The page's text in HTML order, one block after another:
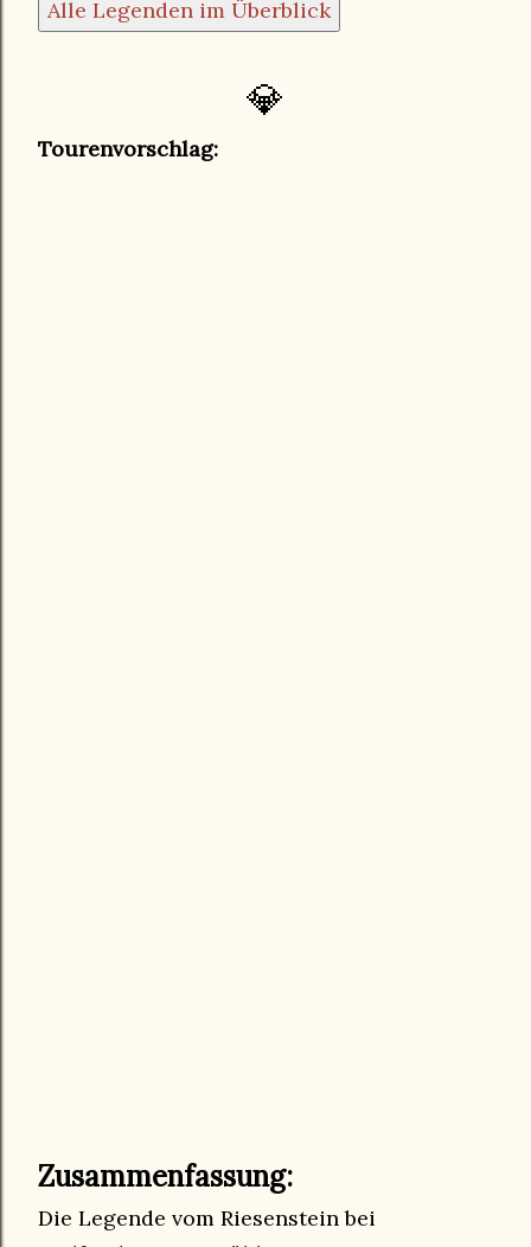
Alle Legenden im Überblick
💎
Tourenvorschlag:
Zusammenfassung:
Die Legende vom Riesenstein bei